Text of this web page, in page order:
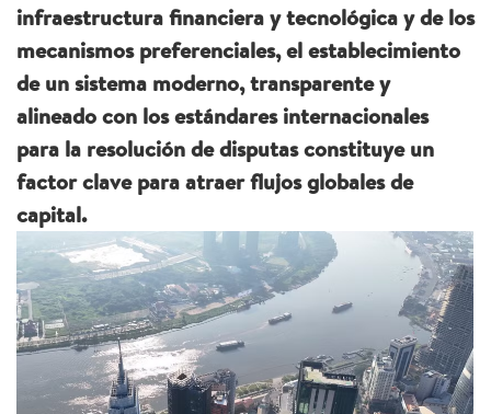
infraestructura financiera y tecnológica y de los
mecanismos preferenciales, el establecimiento
de un sistema moderno, transparente y
alineado con los estándares internacionales
para la resolución de disputas constituye un
factor clave para atraer flujos globales de
capital.